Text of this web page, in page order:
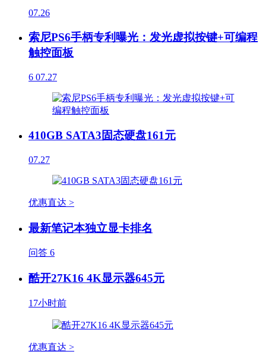
07.26
索尼PS6手柄专利曝光：发光虚拟按键+可编程
触控面板
6 07.27
410GB SATA3固态硬盘161元
07.27
优惠直达 >
最新笔记本独立显卡排名
问答 6
酷开27K16 4K显示器645元
17小时前
优惠直达 >